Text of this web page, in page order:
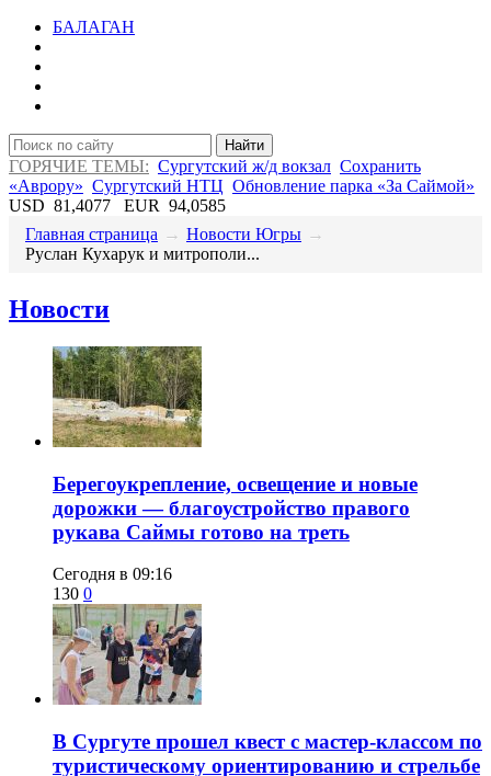
БАЛАГАН
Найти
ГОРЯЧИЕ ТЕМЫ: Сургутский ж/д вокзал Сохранить
«Аврору» Сургутский НТЦ Обновление парка «За Саймой»
USD 81,4077 EUR 94,0585
Главная страница → Новости Югры →
Руслан Кухарук и митрополи...
Новости
Берегоукрепление, освещение и новые
дорожки — благоустройство правого
рукава Саймы готово на треть
Сегодня в 09:16
130 0
В Сургуте прошел квест с мастер-классом по
туристическому ориентированию и стрельбе